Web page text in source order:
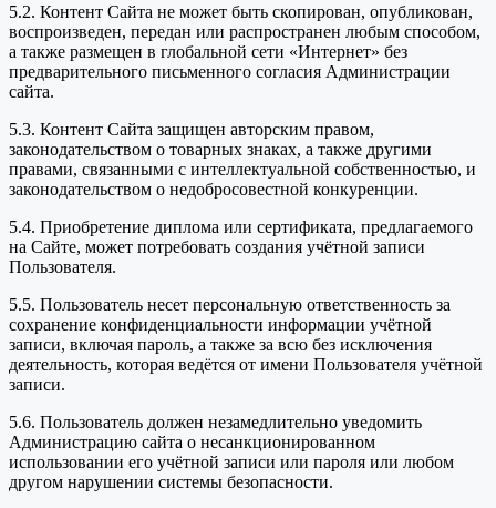
5.2. Контент Сайта не может быть скопирован, опубликован,
воспроизведен, передан или распространен любым способом,
а также размещен в глобальной сети «Интернет» без
предварительного письменного согласия Администрации
сайта.
5.3. Контент Сайта защищен авторским правом,
законодательством о товарных знаках, а также другими
правами, связанными с интеллектуальной собственностью, и
законодательством о недобросовестной конкуренции.
5.4. Приобретение диплома или сертификата, предлагаемого
на Сайте, может потребовать создания учётной записи
Пользователя.
5.5. Пользователь несет персональную ответственность за
сохранение конфиденциальности информации учётной
записи, включая пароль, а также за всю без исключения
деятельность, которая ведётся от имени Пользователя учётной
записи.
5.6. Пользователь должен незамедлительно уведомить
Администрацию сайта о несанкционированном
использовании его учётной записи или пароля или любом
другом нарушении системы безопасности.